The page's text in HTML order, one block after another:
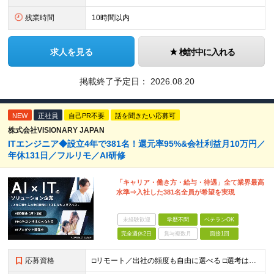
残業時間 10時間以内
求人を見る 検討中に入れる
掲載終了予定日： 2026.08.20
NEW 正社員 自己PR不要 話を聞きたい応募可
株式会社VISIONARY JAPAN
ITエンジニア◆設立4年で381名！還元率95%&会社利益月10万円／
年休131日／フルリモ／AI研修
「キャリア・働き方・給与・待遇」全て業界最高
水準⇒入社した381名全員が希望を実現
未経験歓迎 学歴不問 ベテランOK
完全週休2日 賞与複数月 面接1回
応募資格 □リモート／出社の頻度も自由に選べる □選考は役員とWeb面談1回のみ □学歴不問／第二新卒歓迎／ブランクOK 【応募条件】 ◎ITエンジニアの実務経験1年以上をお持ちの方 └言語・業界・ジャンル不